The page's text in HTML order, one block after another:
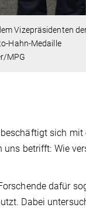
Vizepräsidenten
Hahn-Medaille
MPG
sich mit
betrifft: Wie
dafür
Dabei